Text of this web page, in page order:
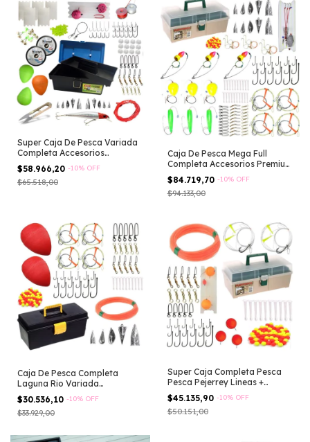
Super Caja De Pesca Variada
Completa Accesorios
Infaltables Negro
$58.966,20 -10% OFF
$65.518,00
Caja De Pesca Mega Full
Completa Accesorios Premium
Rio
$84.719,70 -10% OFF
$94.133,00
Caja De Pesca Completa
Laguna Rio Variada
Accesorios Lineas
$30.536,10 -10% OFF
$33.929,00
Super Caja Completa Pesca
Pesca Pejerrey Lineas +
Accesorios
$45.135,90 -10% OFF
$50.151,00